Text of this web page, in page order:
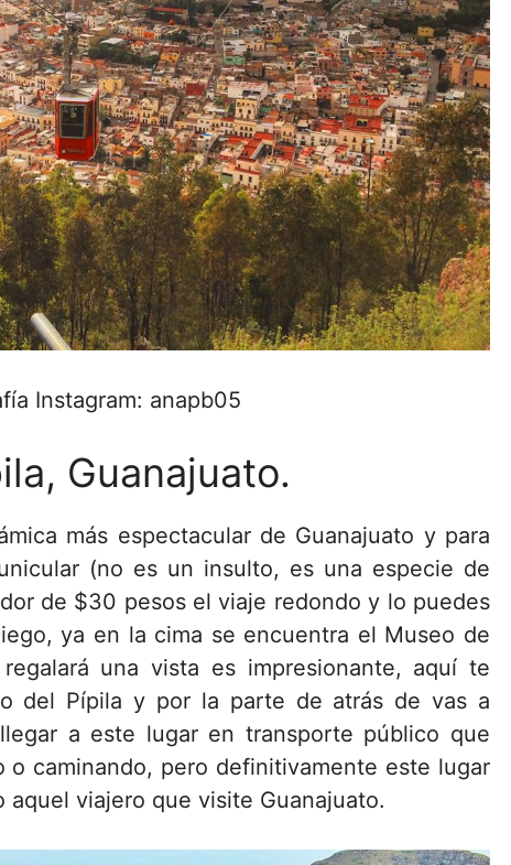
Instagram: anapb05
Guanajuato.
más espectacular de Guanajuato y para
(no es un insulto, es una especie de
de $30 pesos el viaje redondo y lo puedes
ya en la cima se encuentra el Museo de
una vista es impresionante, aquí te
del Pípila y por la parte de atrás de vas a
a este lugar en transporte público que
o caminando, pero definitivamente este lugar
viajero que visite Guanajuato.